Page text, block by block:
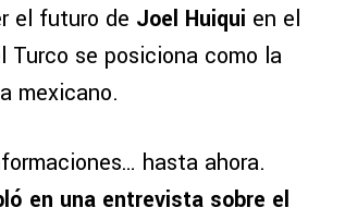
el futuro de Joel Huiqui en el
se posiciona como la
mexicano.
hasta ahora.
en una entrevista sobre el